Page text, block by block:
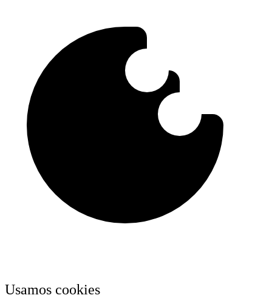
Usamos cookies